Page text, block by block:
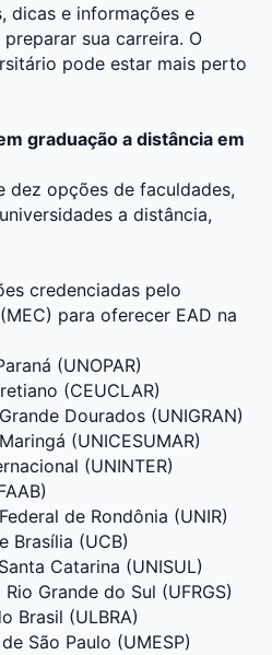
dicas e informações e
sua carreira. O
pode estar mais perto
graduação a distância em
dez opções de faculdades,
a distância,
credenciadas pelo
para oferecer EAD na
(UNOPAR)
(CEUCLAR)
Dourados (UNIGRAN)
(UNICESUMAR)
(UNINTER)
de Rondônia (UNIR)
Brasília (UCB)
Catarina (UNISUL)
Grande do Sul (UFRGS)
Brasil (ULBRA)
São Paulo (UMESP)